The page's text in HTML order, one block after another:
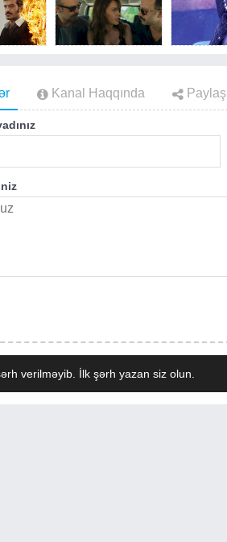
Kanal Haqqında Paylaş
verilməyib. İlk şərh yazan siz olun.